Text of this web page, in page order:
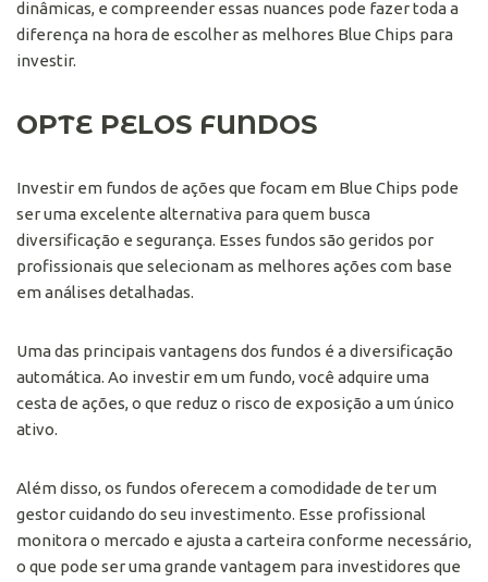
dinâmicas, e compreender essas nuances pode fazer toda a
diferença na hora de escolher as melhores Blue Chips para
investir.
OPTE PELOS FUNDOS
Investir em fundos de ações que focam em Blue Chips pode
ser uma excelente alternativa para quem busca
diversificação e segurança. Esses fundos são geridos por
profissionais que selecionam as melhores ações com base
em análises detalhadas.
Uma das principais vantagens dos fundos é a diversificação
automática. Ao investir em um fundo, você adquire uma
cesta de ações, o que reduz o risco de exposição a um único
ativo.
Além disso, os fundos oferecem a comodidade de ter um
gestor cuidando do seu investimento. Esse profissional
monitora o mercado e ajusta a carteira conforme necessário,
o que pode ser uma grande vantagem para investidores que